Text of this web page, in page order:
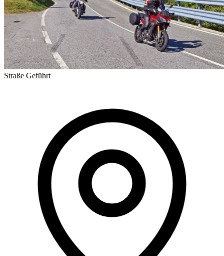
Straße Geführt